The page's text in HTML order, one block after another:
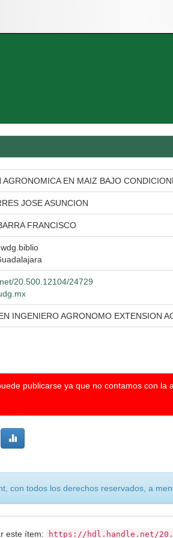
AGRONOMICA EN MAIZ BAJO
JOSE ASUNCION
FRANCISCO
20.500.12104/24729
INGENIERO AGRONOMO EXTENSION
publicarse ya que no contamos con
con todos los derechos reservados, a
este ítem: https://hdl.handle.net/